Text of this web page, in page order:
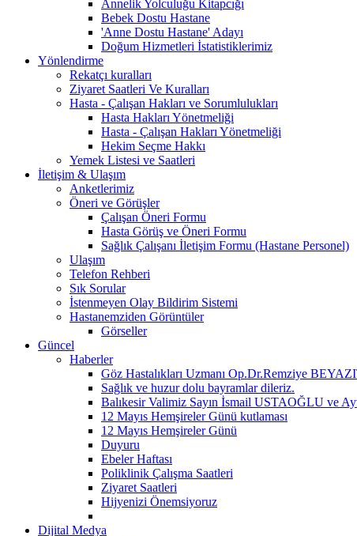
Annelik Yolculuğu Kitapcığı
Bebek Dostu Hastane
'Anne Dostu Hastane' Adayı
Doğum Hizmetleri İstatistiklerimiz
Yönlendirme
Rekatçı kuralları
Ziyaret Saatleri Ve Kuralları
Hasta - Çalışan Hakları ve Sorumlulukları
Hasta Hakları Yönetmeliği
Hasta - Çalışan Hakları Yönetmeliği
Hekim Seçme Hakkı
Yemek Listesi ve Saatleri
İletişim & Ulaşım
Anketlerimiz
Öneri ve Görüşler
Çalışan Öneri Formu
Hasta Görüş ve Öneri Formu
Sağlık Çalışanı İletişim Formu (Hastane Personel)
Ulaşım
Telefon Rehberi
Sık Sorular
İstenmeyen Olay Bildirim Sistemi
Hastanemziden Görüntüler
Görseller
Güncel
Haberler
Göz Hastalıkları Uzmanı Op.Dr.Remziye
Sağlık ve huzur dolu bayramlar dileriz.
Balıkesir Valimiz Sayın İsmail USTAOĞLU ve
12 Mayıs Hemşireler Günü kutlaması
12 Mayıs Hemşireler Günü
Duyuru
Ebeler Haftası
Poliklinik Çalışma Saatleri
Ziyaret Saatleri
Hijyenizi Önemsiyoruz
Dijital Medya